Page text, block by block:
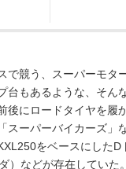
で競う、スーパーモタ
台もあるような、そん
後にロードタイヤを履
スーパーバイカーズ」
をベースにした
）などが存在していた